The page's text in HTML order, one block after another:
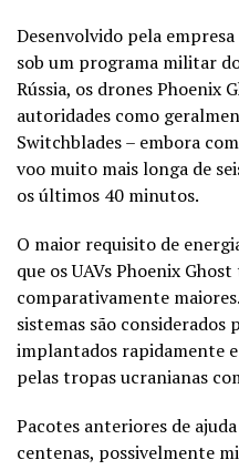
Desenvolvido pela
sob um programa militar
Rússia, os drones Phoenix
autoridades como
Switchblades – embora
voo muito mais longa de
os últimos 40 minutos.
O maior requisito de
que os UAVs Phoenix
comparativamente
sistemas são considerados
implantados rapidamente e
pelas tropas ucranianas
Pacotes anteriores de
centenas, possivelmente